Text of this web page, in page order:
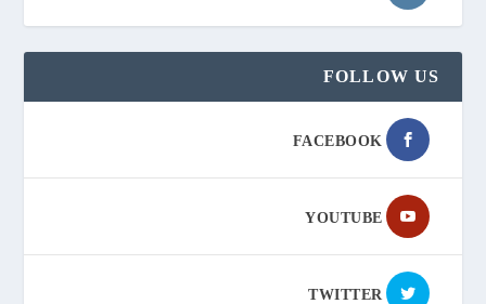
FOLLOW US
FACEBOOK
YOUTUBE
TWITTER